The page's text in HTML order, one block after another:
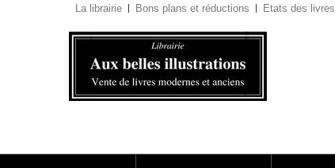
La librairie Bons plans et réductions Etats des livres